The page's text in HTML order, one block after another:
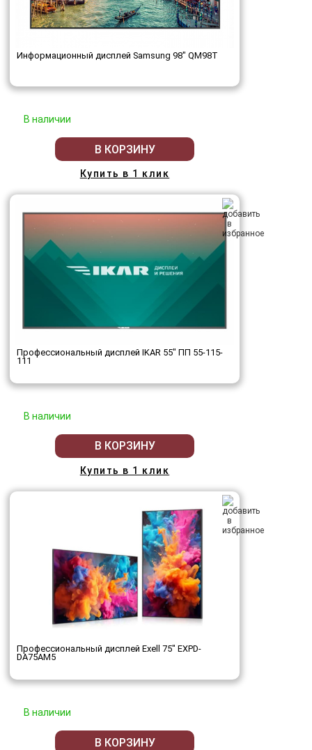
Информационный дисплей Samsung 98" QM98T
В наличии
В КОРЗИНУ
Купить в 1 клик
Профессиональный дисплей IKAR 55" ПП 55-115-
111
В наличии
В КОРЗИНУ
Купить в 1 клик
Профессиональный дисплей Exell 75" EXPD-
DA75AM5
В наличии
В КОРЗИНУ